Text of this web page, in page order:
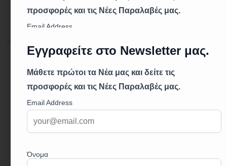
Περιγραφή
Περιγραφή
Μηχανισμός κεραμικών δίσκων
Τοποθέτηση σε τοίχο
Αυτόματος διακόπτης ντους/μπάνιο
M24x1 φίλτρο
G½ απόσταση έκκεντρης σύνδεσης 150 ±
Δεν περιλαμβάνονται το τηλέφωνο και το